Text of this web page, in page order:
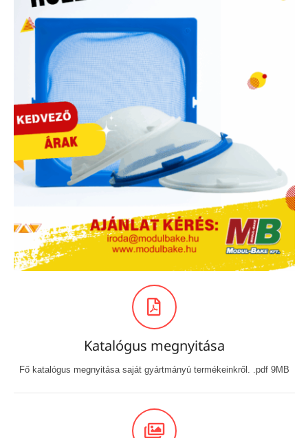
Katalógus megnyitása
Fő katalógus megnyitása saját gyártmányú termékeinkről. .pdf 9MB